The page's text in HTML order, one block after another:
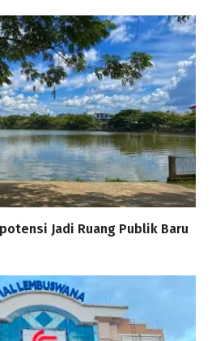
Jadi Ruang Publik Baru